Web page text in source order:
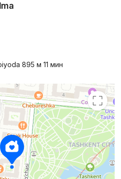
895 м 11 мин